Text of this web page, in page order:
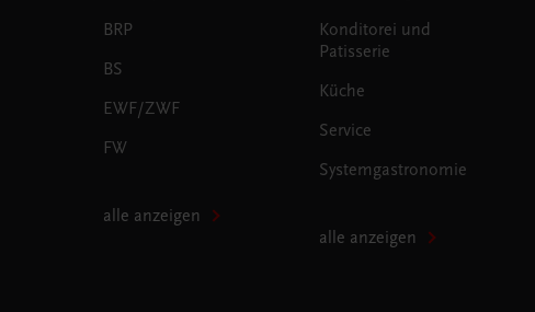
BRP
BS
EWF/ZWF
FW
alle anzeigen
Konditorei und
Patisserie
Küche
Service
Systemgastronomie
alle anzeigen